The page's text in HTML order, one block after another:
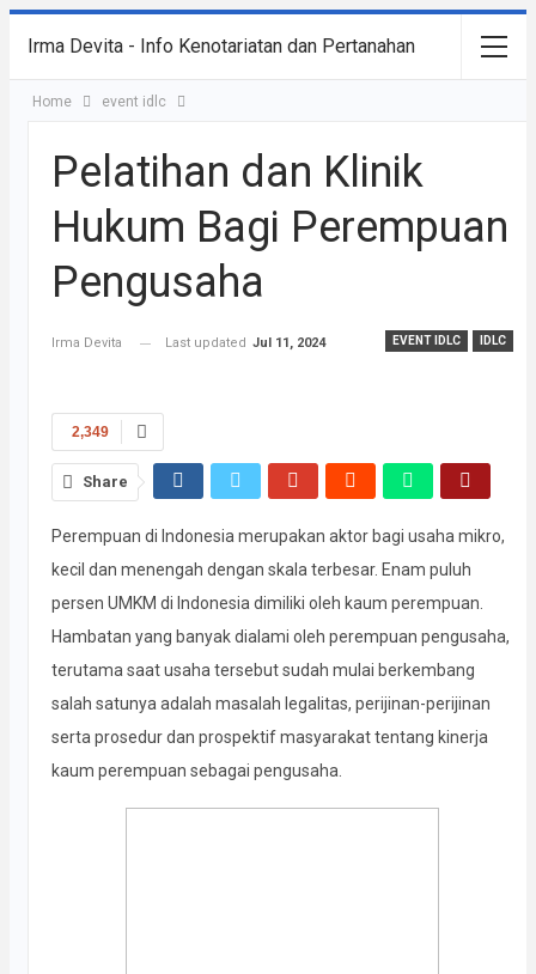
Irma Devita - Info Kenotariatan dan Pertanahan
Home event idlc
Pelatihan dan Klinik
Hukum Bagi Perempuan
Pengusaha
EVENT IDLC IDLC
Irma Devita Last updated Jul 11, 2024
2,349
Share
Perempuan di Indonesia merupakan aktor bagi usaha mikro,
kecil dan menengah dengan skala terbesar. Enam puluh
persen UMKM di Indonesia dimiliki oleh kaum perempuan.
Hambatan yang banyak dialami oleh perempuan pengusaha,
terutama saat usaha tersebut sudah mulai berkembang
salah satunya adalah masalah legalitas, perijinan-perijinan
serta prosedur dan prospektif masyarakat tentang kinerja
kaum perempuan sebagai pengusaha.